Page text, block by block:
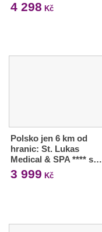
4 298 Kč
Polsko jen 6 km od
hranic: St. Lukas
Medical & SPA **** s…
3 999 Kč